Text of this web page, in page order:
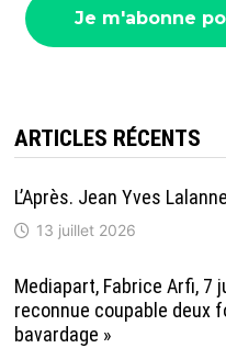
ARTICLES RÉCENTS
L’Après. Jean Yves
13 juillet 2026
Mediapart, Fabrice Arfi, 7
reconnue coupable deux
bavardage »